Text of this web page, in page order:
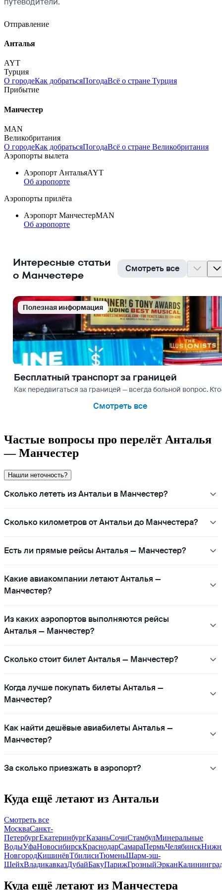
Отправление
Анталья
AYT
Турция
О городеКак добратьсяПогодаВсё о стране Турция
Прибытие
Манчестер
MAN
Великобритания
О городеКак добратьсяПогодаВсё о стране Великобритания
Аэропорты вылета
Аэропорт АнтальяAYT
Об аэропорте
Аэропорты прилёта
Аэропорт МанчестерMAN
Об аэропорте
Интересные статьи
о Манчестере
Смотреть все
Полезная информация
Бесплатный транспорт за границей
Как передвигаться за границей — всегда больной вопрос.
Смотреть все
Частые вопросы про перелёт Анталья
— Манчестер
Нашли неточность?
Сколько лететь из Антальи в Манчестер?
Сколько километров от Антальи до Манчестера?
Есть ли прямые рейсы Анталья — Манчестер?
Какие авиакомпании летают Анталья —
Манчестер?
Из каких аэропортов выполняются рейсы
Анталья — Манчестер?
Сколько стоит билет Анталья — Манчестер?
Когда лучше покупать билеты Анталья —
Манчестер?
Как найти дешёвые авиабилеты Анталья —
Манчестер?
За сколько приезжать в аэропорт?
Куда ещё летают из Антальи
Смотреть все
МоскваСанкт-
ПетербургЕкатеринбургКазаньСочиСтамбулМинеральные
ВодыУфаНовосибирскКраснодарСамараПермьЧелябинск
НовгородКишинёвТбилисиТюменьШарм-эш-
ШейхВладикавказДубайБакуПарижГрозныйЭркан
Куда ещё летают из Манчестера